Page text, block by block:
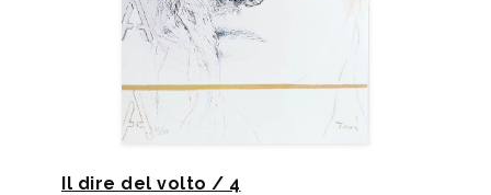
Il dire del volto / 4